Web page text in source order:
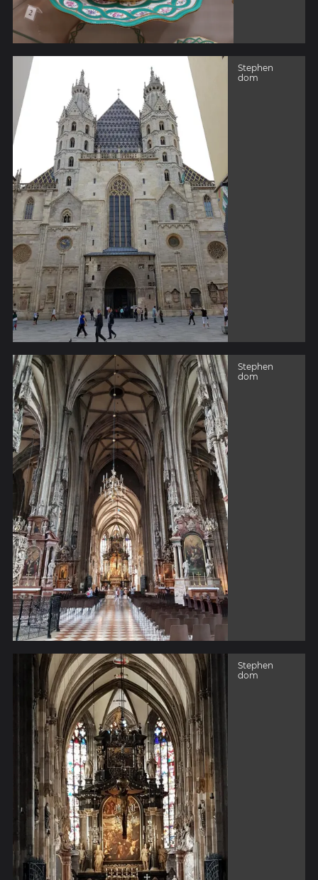
Stephen
dom
Stephen
dom
Stephen
dom